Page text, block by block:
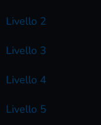
Livello 2
Livello 3
Livello 4
Livello 5